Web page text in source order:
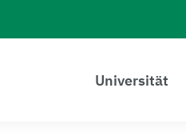
Universität